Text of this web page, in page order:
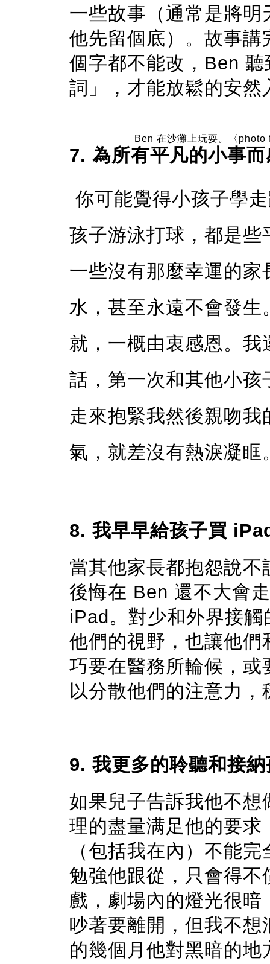
一些故事（通常是將
他先留個底）。故事
個字都不能改，Ben
詞」，才能放鬆的安然
Ben 在沙灘上玩耍。〈
7. 為所有平凡的小事
你可能覺得小孩子學
孩子游泳打球，都是
一些沒有那麼幸運的
水，甚至永遠不會發
就，一概由衷感恩。
話，第一次和其他小
走來抱緊我然後親吻
氣，就差沒有熱淚凝眶
8. 我早早給孩子買
當其他家長都抱怨說
後悔在 Ben 還不大會
iPad。對少和外界接
他們的視野，也讓他
巧要在醫務所輪候，
以分散他們的注意力
9. 我更多的聆聽和接
如果兒子告訴我他不
理的盡量满足他的要
（包括我在內）不能
勉強他跟從，只會得
戲，劇場內的燈光很
吵著要離開，但我不
的幾個月他對黑暗的